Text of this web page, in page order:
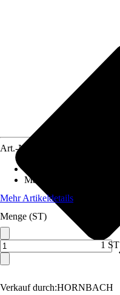
Verkauf durch:HORNBACH
Art.-Nr.
Materialspezifizierung
Mehr Artikeldetails
Menge (ST)
1 ST